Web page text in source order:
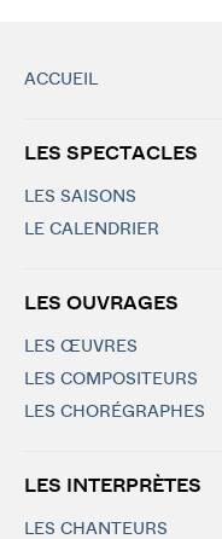
ACCUEIL
LES SPECTACLES
LES SAISONS
LE CALENDRIER
LES OUVRAGES
LES ŒUVRES
LES COMPOSITEURS
LES CHORÉGRAPHES
LES INTERPRÈTES
LES CHANTEURS